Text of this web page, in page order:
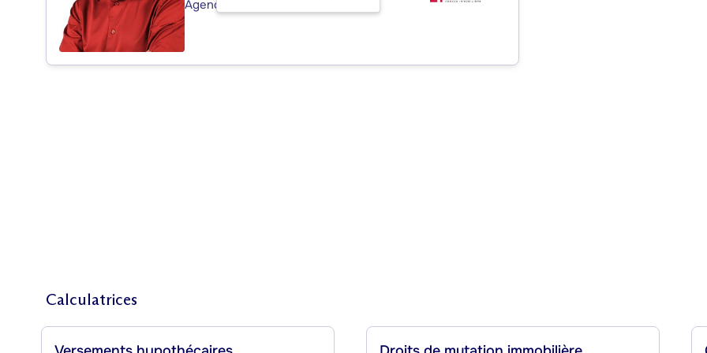
Agence immobilière
Calculatrices